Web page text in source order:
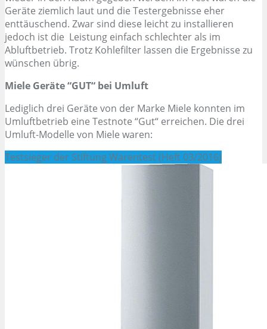
Geräte ziemlich laut und die Testergebnisse eher
enttäuschend. Zwar sind diese leicht zu installieren
jedoch ist die Leistung einfach schlechter als im
Abluftbetrieb. Trotz Kohlefilter lassen die Ergebnisse zu
wünschen übrig.
Miele Geräte “GUT“ bei Umluft
Lediglich drei Geräte von der Marke Miele konnten im
Umluftbetrieb eine Testnote “Gut“ erreichen. Die drei
Umluft-Modelle von Miele waren:
Testsieger der Stiftung Warentest (Heft 03/2016)